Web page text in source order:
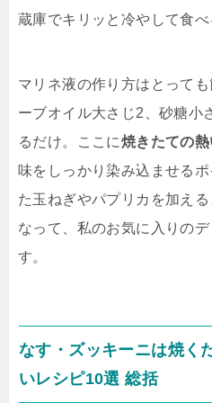
蔵庫でキリッと冷やして食べ
マリネ液の作り方はとって
ーブオイル大さじ2、砂糖小
るだけ。ここに焼きたての
味をしっかり染み込ませる
た玉ねぎやパプリカを加え
なって、私のお気に入りの
す。
なす・ズッキーニは焼く
いレシピ10選 総括